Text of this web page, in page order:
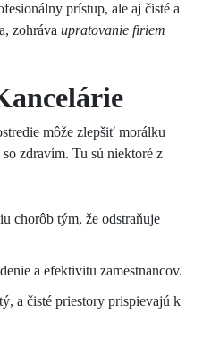
prístup, ale aj čisté a
zohráva upratovanie firiem
môže zlepšiť morálku
zdravím. Tu sú niektoré z
chorôb tým, že odstraňuje
a efektivitu zamestnancov.
a čisté priestory prispievajú k